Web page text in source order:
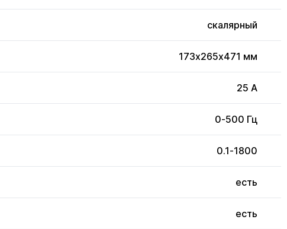
скалярный
173x265x471 мм
25 А
0-500 Гц
0.1-1800
есть
есть